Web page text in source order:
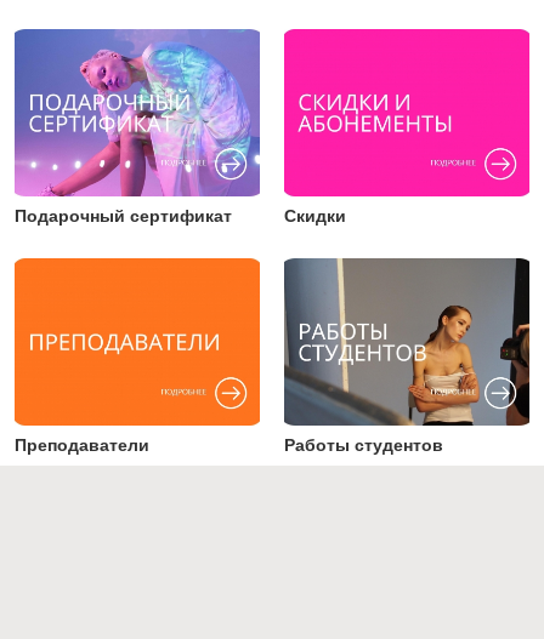
Подарочный сертификат Скидки
Преподаватели Работы студентов